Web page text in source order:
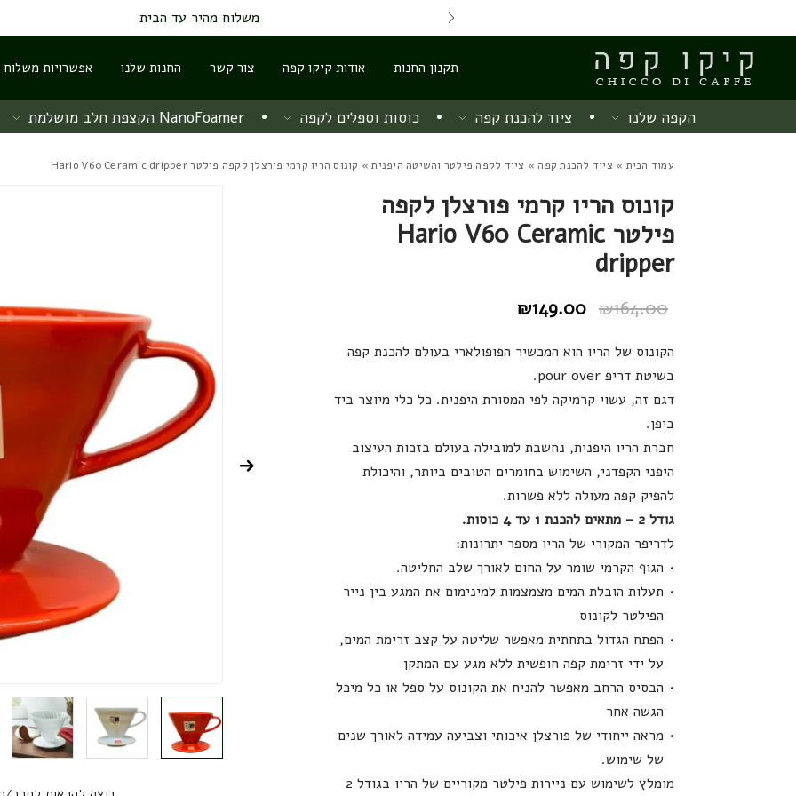
משלוח מהיר עד הבית
תקנון החנות אודות קיקו קפה צור קשר החנות שלנו אפשרויות משלוח
הקפה שלנו ציוד להכנת קפה כוסות וספלים לקפה NanoFoamer הקצפת חלב מושלמת
עמוד הבית » ציוד להכנת קפה » ציוד לקפה פילטר והשיטה היפנית» קונוס הריו קרמי פורצלן לקפה פילטר Hario V60 Ceramic dripper
קונוס הריו קרמי פורצלן לקפה
פילטר Hario V60 Ceramic
dripper
₪164.00
המחיר
המקורי
היה:
₪164.00.
₪149.00
המחיר
הנוכחי
הוא:
₪149.00.
הקונוס של הריו הוא המכשיר הפופולארי בעולם להכנת קפה
בשיטת דריפ pour over.
דגם זה, עשוי קרמיקה לפי המסורת היפנית. כל כלי מיוצר ביד
ביפן.
חברת הריו היפנית, נחשבת למובילה בעולם בזכות העיצוב
היפני הקפדני, השימוש בחומרים הטובים ביותר, והיכולת
להפיק קפה מעולה ללא פשרות.
גודל 2 – מתאים להכנת 1 עד 4 כוסות.
לדריפר המקורי של הריו מספר יתרונות:
הגוף הקרמי שומר על החום לאורך שלב החליטה.
תעלות הובלת המים מצמצמות למינימום את המגע בין נייר
הפילטר לקונוס
הפתח הגדול בתחתית מאפשר שליטה על קצב זרימת המים,
על ידי זרימת קפה חופשית ללא מגע עם המתקן
הבסיס הרחב מאפשר להניח את הקונוס על ספל או כל מיכל
הגשה אחר
מראה ייחודי של פורצלן איכותי וצביעה עמידה לאורך שנים
של שימוש.
מומלץ לשימוש עם ניירות פילטר מקוריים של הריו בגודל 2